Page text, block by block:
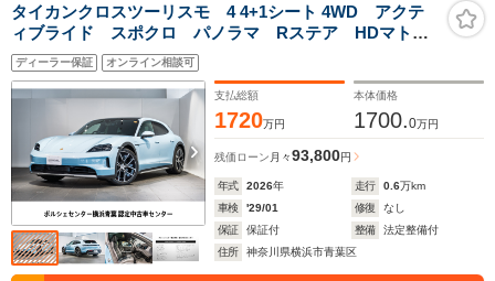
タイカンクロスツーリスモ 4 4+1シート 4WD アクテ
ィブライド スポクロ パノラマ Rステア HDマトリ
ックス 前後シートヒーター ベンチレーション
BOSE PTV Plus Pディスプレイ プライバシーガラス
ディーラー保証 オンライン相談可
支払総額
1720万円
本体価格
1700.0万円
残価ローン 月々93,800円
年式 2026年 走行 0.6万km
車検
'29/01 修復
なし
保証
保証付 整備
法定整備付
住所
神奈川県横浜市青葉区